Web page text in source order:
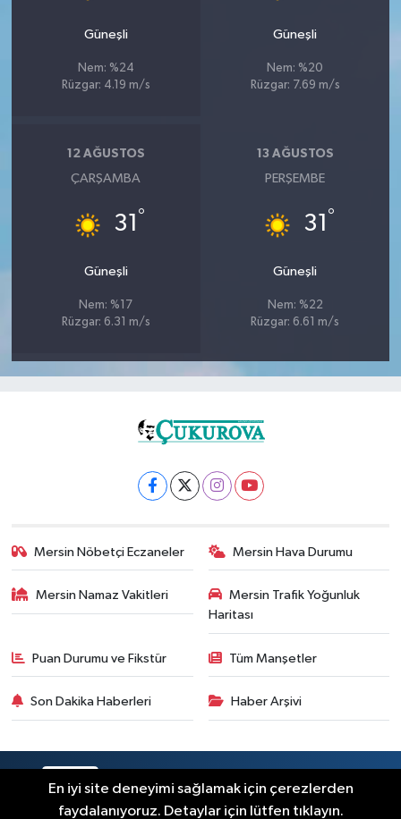
Güneşli
Nem: %24
Rüzgar: 4.19 m/s
Güneşli
Nem: %20
Rüzgar: 7.69 m/s
12 AĞUSTOS
ÇARŞAMBA
31 °
Güneşli
Nem: %17
Rüzgar: 6.31 m/s
13 AĞUSTOS
PERŞEMBE
31 °
Güneşli
Nem: %22
Rüzgar: 6.61 m/s
Mersin Nöbetçi Eczaneler Mersin Hava Durumu
Mersin Namaz Vakitleri
Mersin Trafik Yoğunluk
Haritası
Puan Durumu ve Fikstür Tüm Manşetler
Son Dakika Haberleri Haber Arşivi
En iyi site deneyimi sağlamak için çerezlerden
faydalanıyoruz. Detaylar için lütfen tıklayın.